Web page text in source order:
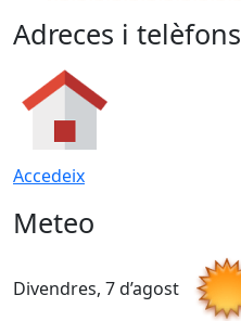
Adreces i telèfons
Accedeix
Meteo
Divendres, 7 d’agost